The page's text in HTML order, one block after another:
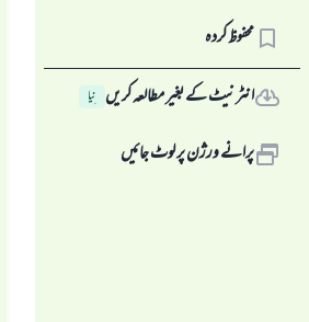
محفوظ کردہ
انٹرنیٹ کے بغیر مطالعہ کریں نِیا
پرانے ورژن پر لوٹ جائیں